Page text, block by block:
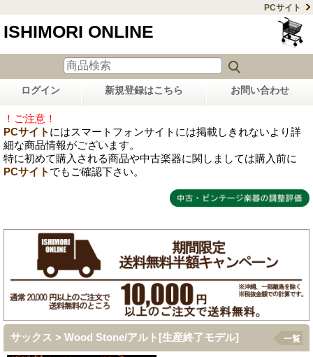
PCサイト
ISHIMORI ONLINE
ログイン 新規登録はこちら お問い合わせ
！ご注意！
PCサイト にはスマートフォンサイトには掲載しきれないより詳
細な商品情報がございます。
特に初めて購入される商品や中古楽器に関しましては購入前に
PCサイト でもご確認下さい。
サックス > Wood Stone/アルト[生産終了モデル] 一覧